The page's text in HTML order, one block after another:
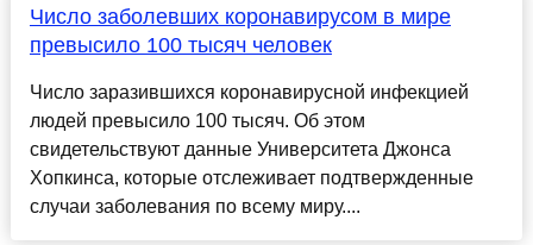
Число заболевших коронавирусом в мире
превысило 100 тысяч человек
Число заразившихся коронавирусной инфекцией
людей превысило 100 тысяч. Об этом
свидетельствуют данные Университета Джонса
Хопкинса, которые отслеживает подтвержденные
случаи заболевания по всему миру....